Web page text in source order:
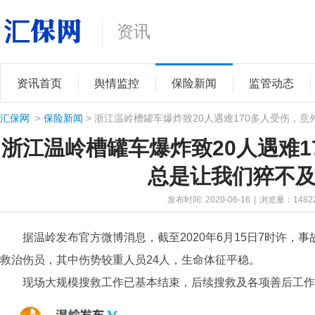
资讯
资讯首页 舆情监控 保险新闻 监管动态
汇保网 > 保险新闻 > 浙江温岭槽罐车爆炸致20人遇难170多人受伤，意
浙江温岭槽罐车爆炸致20人遇难
总是让我们猝不
发布时间: 2020-06-16 浏览量：
据温岭发布官方微博消息，截至2020年6月15日7时许，
救治伤员，其中伤势较重人员24人，生命体征平稳。
现场大规模搜救工作已基本结束，后续搜救及各项善后工